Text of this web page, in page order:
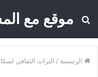
موقع مع
بحث
الرئيسية / التراث الثقافي